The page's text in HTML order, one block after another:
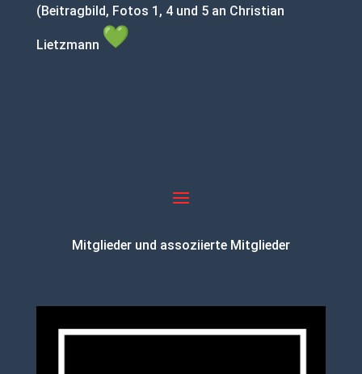
(Beitragbild, Fotos 1, 4 und 5 an Christian
Lietzmann
Mitglieder und assoziierte Mitglieder